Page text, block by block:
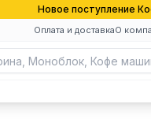
Новое поступление
Оплата и доставкаО